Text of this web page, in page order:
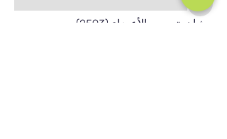
مشاهدة جميع الأعضاء (2593)